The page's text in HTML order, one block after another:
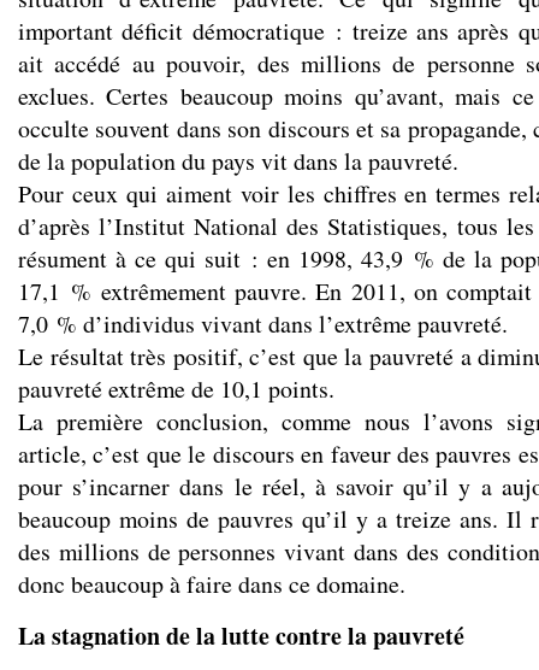
important déficit démocratique : treize ans après
ait accédé au pouvoir, des millions de personne
exclues. Certes beaucoup moins qu’avant, mais
occulte souvent dans son discours et sa propagande,
de la population du pays vit dans la pauvreté.
Pour ceux qui aiment voir les chiffres en termes
d’après l’Institut National des Statistiques, tous
résument à ce qui suit : en 1998, 43,9 % de la
17,1 % extrêmement pauvre. En 2011, on
7,0 % d’individus vivant dans l’extrême pauvreté.
Le résultat très positif, c’est que la pauvreté a
pauvreté extrême de 10,1 points.
La première conclusion, comme nous l’avons
article, c’est que le discours en faveur des pauvres
pour s’incarner dans le réel, à savoir qu’il y a
beaucoup moins de pauvres qu’il y a treize ans. Il
des millions de personnes vivant dans des
donc beaucoup à faire dans ce domaine.
La stagnation de la lutte contre la pauvreté